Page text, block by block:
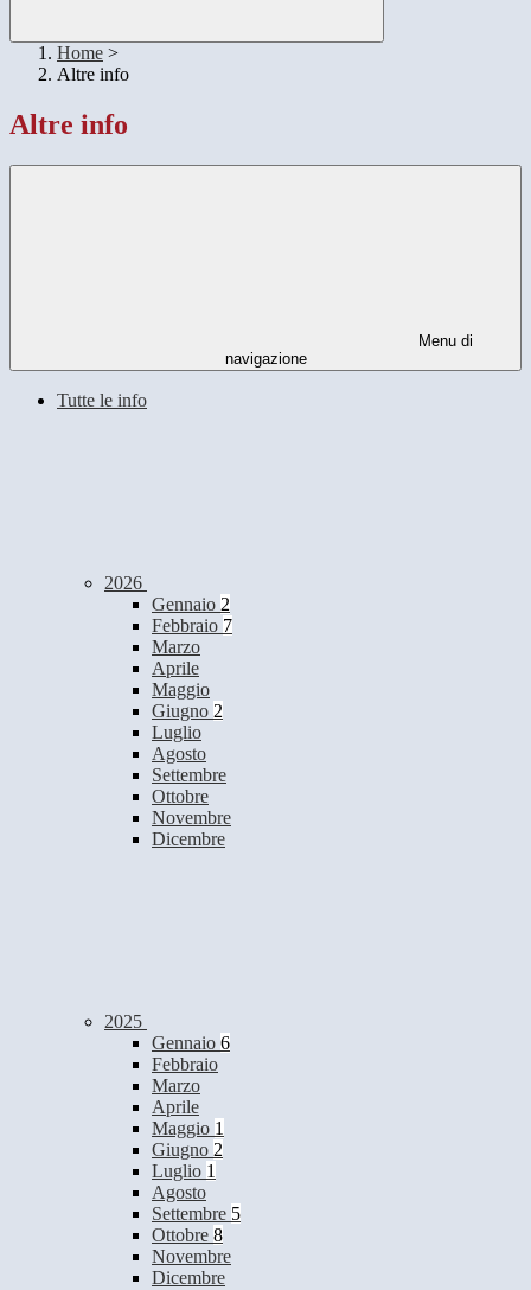
Home >
Altre info
Altre info
Menu di
navigazione
Tutte le info
2026
Gennaio 2
Febbraio 7
Marzo
Aprile
Maggio
Giugno 2
Luglio
Agosto
Settembre
Ottobre
Novembre
Dicembre
2025
Gennaio 6
Febbraio
Marzo
Aprile
Maggio 1
Giugno 2
Luglio 1
Agosto
Settembre 5
Ottobre 8
Novembre
Dicembre